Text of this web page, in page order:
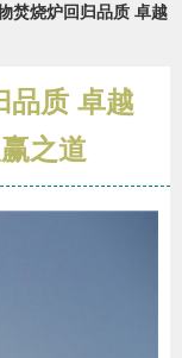
焚烧炉回归品质 卓越
品质 卓越
之道